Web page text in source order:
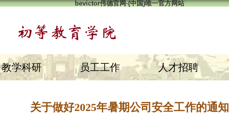
bevictor伟德官网·(中国)唯一官方网站
教学科研 员工工作 人才招聘
关于做好2025年暑期公司安全工作的通知